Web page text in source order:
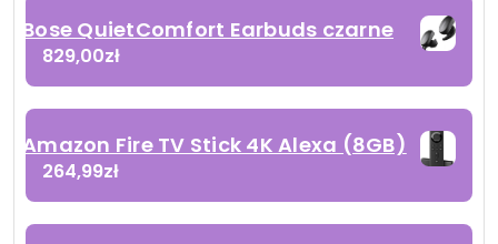
Bose QuietComfort Earbuds czarne
829,00zł
Amazon Fire TV Stick 4K Alexa (8GB)
264,99zł